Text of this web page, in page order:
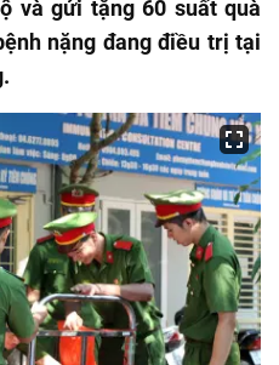
và gửi tặng 60 suất quà
nặng đang điều trị tại